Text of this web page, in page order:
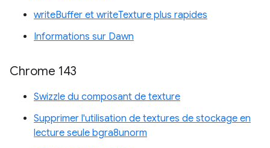
writeBuffer et writeTexture plus rapides
Informations sur Dawn
Chrome 143
Swizzle du composant de texture
Supprimer l'utilisation de textures de stockage en
lecture seule bgra8unorm